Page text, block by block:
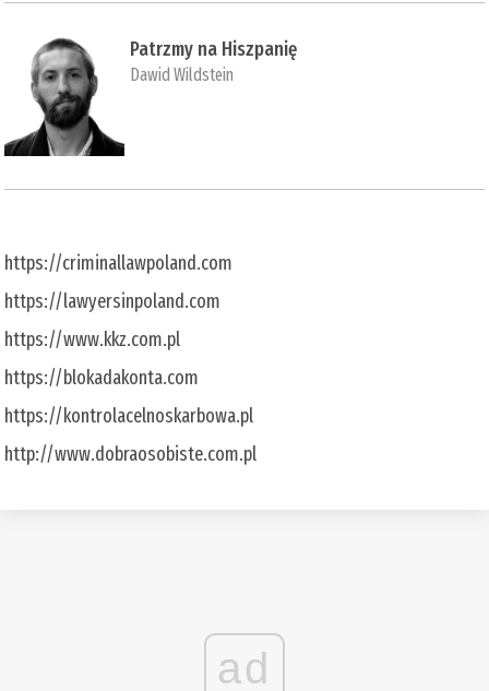
Patrzmy na Hiszpanię
Dawid Wildstein
https://criminallawpoland.com
https://lawyersinpoland.com
https://www.kkz.com.pl
https://blokadakonta.com
https://kontrolacelnoskarbowa.pl
http://www.dobraosobiste.com.pl
ad